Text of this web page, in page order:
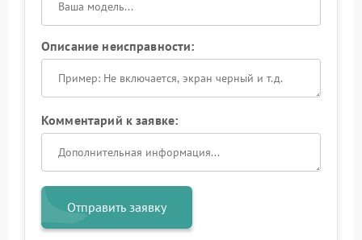
Описание неисправности:
Комментарий к заявке:
Отправить заявку